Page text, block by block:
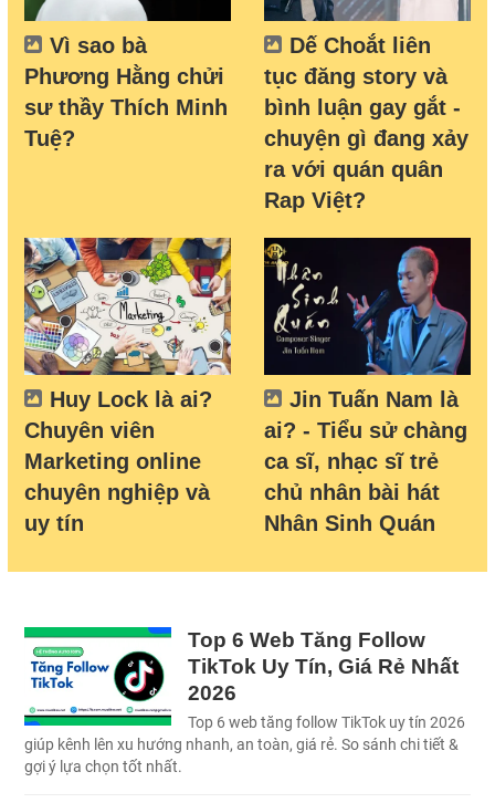
Vì sao bà
Phương Hằng chửi
sư thầy Thích Minh
Tuệ?
Dế Choắt liên
tục đăng story và
bình luận gay gắt -
chuyện gì đang xảy
ra với quán quân
Rap Việt?
Huy Lock là ai?
Chuyên viên
Marketing online
chuyên nghiệp và
uy tín
Jin Tuấn Nam là
ai? - Tiểu sử chàng
ca sĩ, nhạc sĩ trẻ
chủ nhân bài hát
Nhân Sinh Quán
Top 6 Web Tăng Follow
TikTok Uy Tín, Giá Rẻ Nhất
2026
Top 6 web tăng follow TikTok uy tín 2026
giúp kênh lên xu hướng nhanh, an toàn, giá rẻ. So sánh chi tiết &
gợi ý lựa chọn tốt nhất.